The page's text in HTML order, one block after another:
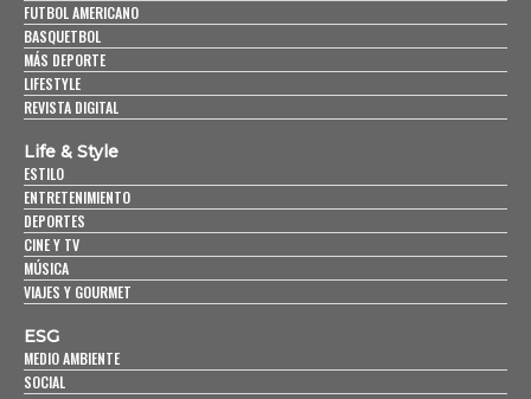
FUTBOL AMERICANO
BASQUETBOL
MÁS DEPORTE
LIFESTYLE
REVISTA DIGITAL
Life & Style
ESTILO
ENTRETENIMIENTO
DEPORTES
CINE Y TV
MÚSICA
VIAJES Y GOURMET
ESG
MEDIO AMBIENTE
SOCIAL